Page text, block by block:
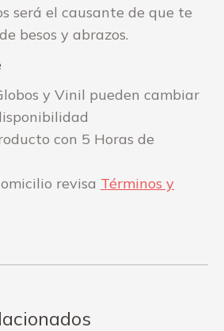
será el causante de que te
besos y abrazos.
y Vinil pueden cambiar
con 5 Horas de
revisa Términos y